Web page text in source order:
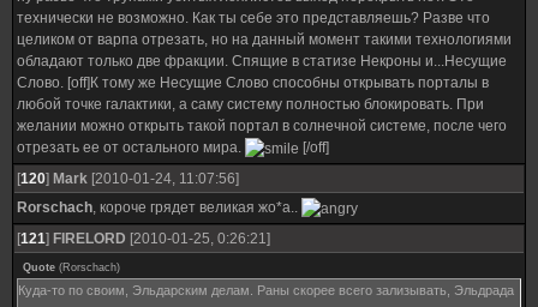
технически не возможно. Как ты себе это представляешь? Разве что
целиком от варпа отрезать, но на данный момент такими технологиями
обладают только две фракции. Спящие в статизе Некроны и...Несущие
Слово. [off]К тому же Несущие Слово способны открывать порталы в
любой точке галактики, а саму систему полностью блокировать. При
желании можно открыть такой портал в солнечной системе, после чего
отрезать ее от остального мира.
[/off]
[120] Mark [2010-01-24, 11:07:56]
Rorschach, короче грядет великая жо*а..
[121] FIRELORD [2010-01-25, 0:26:21]
Quote (Rorschach)
Куда-то по своим, Эльдарским делам. Раны скорее всего зализывать, Эльдрада